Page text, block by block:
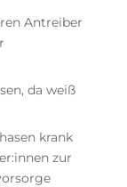
Antreiber
da weiß
krank
zur